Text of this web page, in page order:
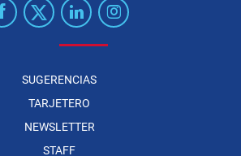
SUGERENCIAS
TARJETERO
NEWSLETTER
STAFF